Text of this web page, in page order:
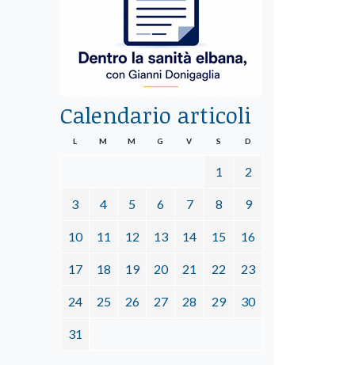
Calendario articoli
L M M G V S D
1 2
3 4 5 6 7 8 9
10 11 12 13 14 15 16
17 18 19 20 21 22 23
24 25 26 27 28 29 30
31